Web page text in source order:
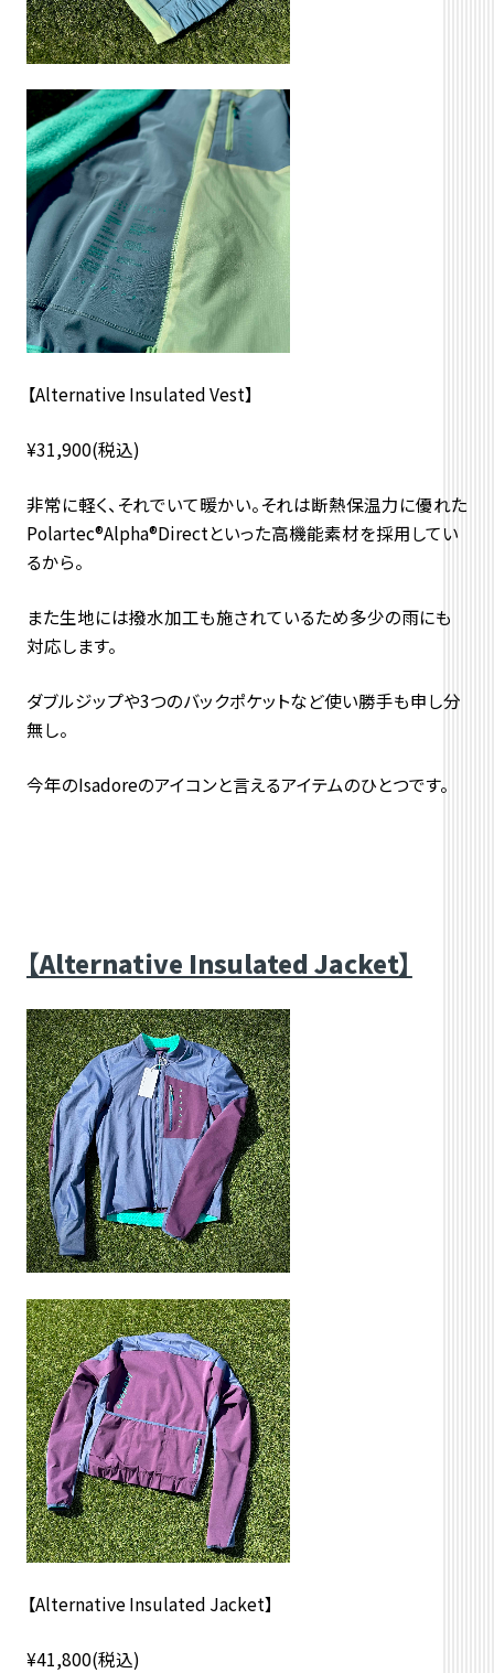
【Alternative Insulated Vest】
¥31,900(税込)
非常に軽く、それでいて暖かい。それは断熱保温力に優れた
Polartec®︎Alpha®︎Directといった高機能素材を採用してい
るから。
また生地には撥水加工も施されているため多少の雨にも
対応します。
ダブルジップや3つのバックポケットなど使い勝手も申し分
無し。
今年のIsadoreのアイコンと言えるアイテムのひとつです。
【Alternative Insulated Jacket】
【Alternative Insulated Jacket】
¥41,800(税込)